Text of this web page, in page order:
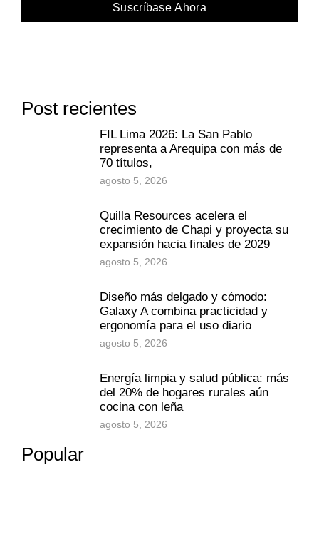
Suscríbase Ahora
Post recientes
FIL Lima 2026: La San Pablo
representa a Arequipa con más de
70 títulos,
agosto 5, 2026
Quilla Resources acelera el
crecimiento de Chapi y proyecta su
expansión hacia finales de 2029
agosto 5, 2026
Diseño más delgado y cómodo:
Galaxy A combina practicidad y
ergonomía para el uso diario
agosto 5, 2026
Energía limpia y salud pública: más
del 20% de hogares rurales aún
cocina con leña
agosto 5, 2026
Popular